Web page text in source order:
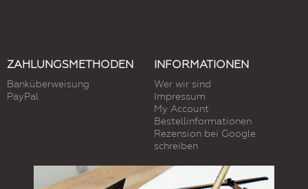
ZAHLUNGSMETHODEN
Banküberweisung
PayPal
INFORMATIONEN
Wer wir sind
Impressum
My Account
Bestellinformationen
Rezension bei Google
schreiben